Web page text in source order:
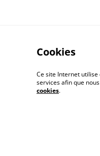
Cookies
Ce site Internet
services afin que
cookies.